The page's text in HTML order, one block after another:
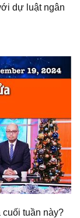
dự luật ngân
cuối tuần này?